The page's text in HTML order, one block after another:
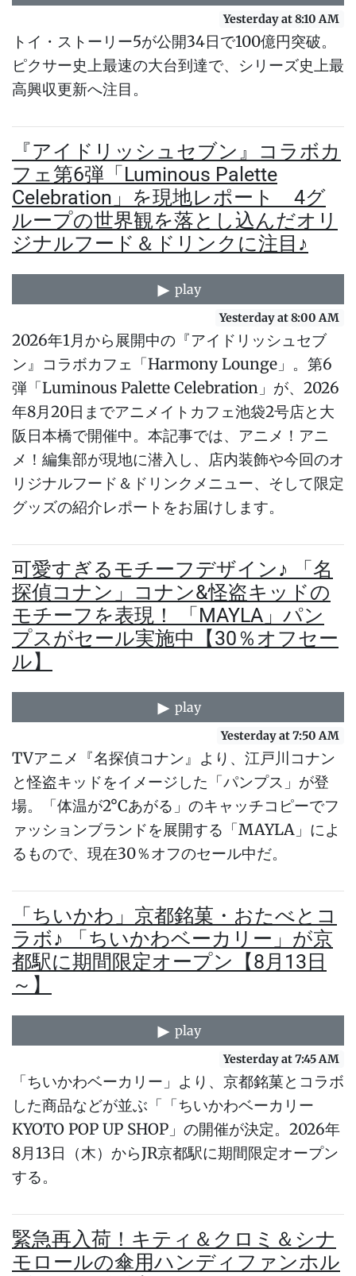
Yesterday at 8:10 AM
トイ・ストーリー5が公開34日で100億円突破。
ピクサー史上最速の大台到達で、シリーズ史上最
高興収更新へ注目。
『アイドリッシュセブン』コラボカ
フェ第6弾「Luminous Palette
Celebration」を現地レポート 4グ
ループの世界観を落とし込んだオリ
ジナルフード＆ドリンクに注目♪
play
Yesterday at 8:00 AM
2026年1月から展開中の『アイドリッシュセブ
ン』コラボカフェ「Harmony Lounge」。第6
弾「Luminous Palette Celebration」が、2026
年8月20日までアニメイトカフェ池袋2号店と大
阪日本橋で開催中。本記事では、アニメ！アニ
メ！編集部が現地に潜入し、店内装飾や今回のオ
リジナルフード＆ドリンクメニュー、そして限定
グッズの紹介レポートをお届けします。
可愛すぎるモチーフデザイン♪ 「名
探偵コナン」コナン&怪盗キッドの
モチーフを表現！ 「MAYLA」パン
プスがセール実施中【30％オフセー
ル】
play
Yesterday at 7:50 AM
TVアニメ『名探偵コナン』より、江戸川コナン
と怪盗キッドをイメージした「パンプス」が登
場。「体温が2°Cあがる」のキャッチコピーでフ
ァッションブランドを展開する「MAYLA」によ
るもので、現在30％オフのセール中だ。
「ちいかわ」京都銘菓・おたべとコ
ラボ♪ 「ちいかわベーカリー」が京
都駅に期間限定オープン【8月13日
～】
play
Yesterday at 7:45 AM
「ちいかわベーカリー」より、京都銘菓とコラボ
した商品などが並ぶ「「ちいかわベーカリー
KYOTO POP UP SHOP」の開催が決定。2026年
8月13日（木）からJR京都駅に期間限定オープン
する。
緊急再入荷！キティ＆クロミ＆シナ
モロールの傘用ハンディファンホル